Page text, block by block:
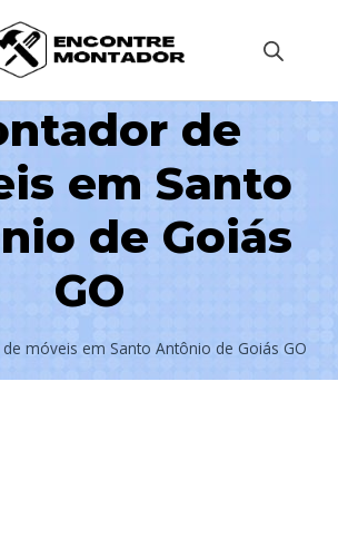
de
em Santo
de Goiás
GO
móveis em Santo Antônio de Goiás GO